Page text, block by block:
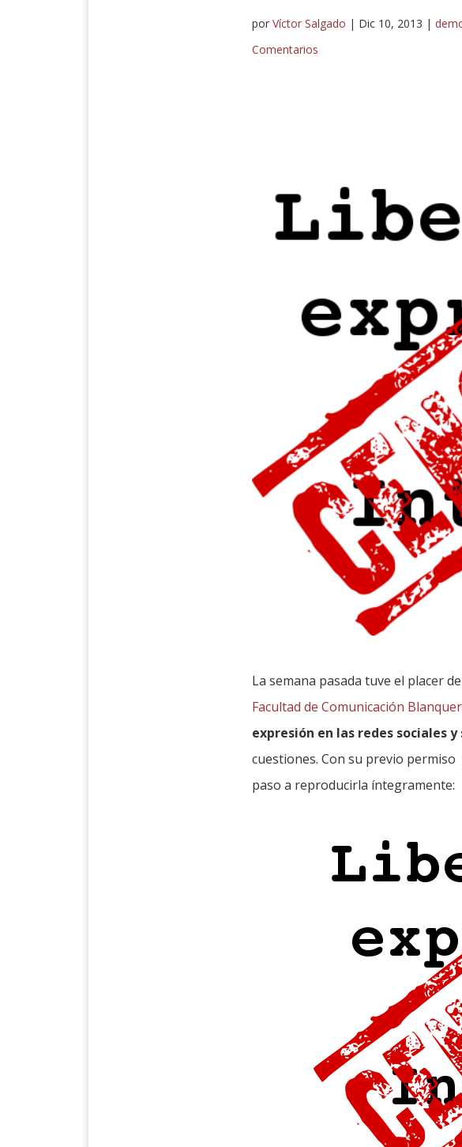
porVíctor Salgado | Dic 10, 2013 |
Comentarios
La semana pasada tuve el placer
Facultad de Comunicación
expresión en las redes sociales
cuestiones. Con su previo
paso a reproducirla íntegramente: